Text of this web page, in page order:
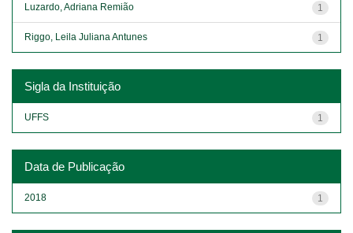
1
Luzardo, Adriana Remião
1
Riggo, Leila Juliana Antunes
Sigla da Instituição
1
UFFS
Data de Publicação
1
2018